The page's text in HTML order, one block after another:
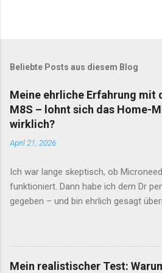
Beliebte Posts aus diesem Blog
Meine ehrliche Erfahrung mit
M8S – lohnt sich das Home-
wirklich?
April 21, 2026
Ich war lange skeptisch, ob
funktioniert. Dann habe ich dem Dr
gegeben – und bin ehrlich gesagt
0,25 bis 2,5 mm und fünf
ermöglicht eine wirklich individuelle
Wangen oder Dekolleté. Nach der
Mein realistischer Test: